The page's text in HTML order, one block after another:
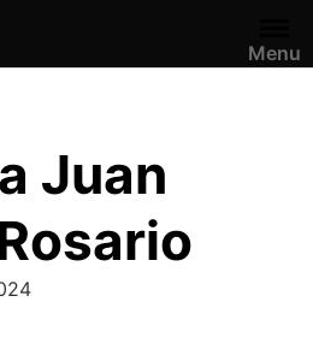
Menu
Juan